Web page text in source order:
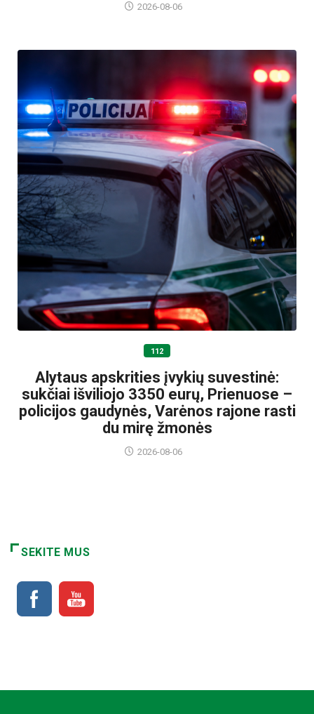
2026-08-06
112
Alytaus apskrities įvykių suvestinė:
sukčiai išviliojo 3350 eurų, Prienuose –
policijos gaudynės, Varėnos rajone rasti
du mirę žmonės
2026-08-06
SEKITE MUS